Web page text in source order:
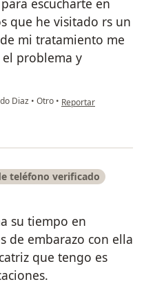
que he visitado rs un
mi tratamiento me
el problema y
Diaz • Otro • en opinión del
Reportar
teléfono verificado
su tiempo en
de embarazo con ella
que tengo es